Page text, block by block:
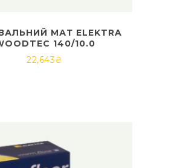
МАТ ELEKTRA
140/10.0
22,643₴